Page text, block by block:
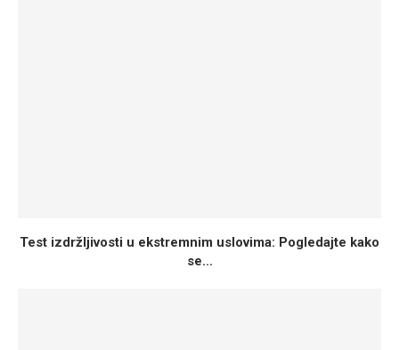
Test izdržljivosti u ekstremnim uslovima: Pogledajte kako
se...